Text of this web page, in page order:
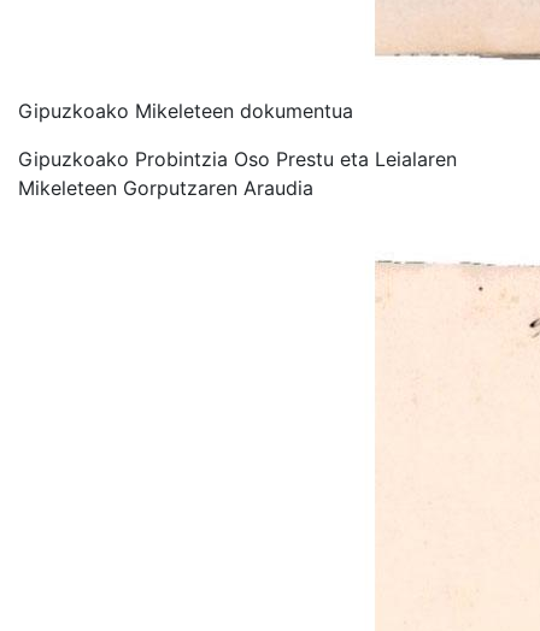
Gipuzkoako Mikeleteen dokumentua
Gipuzkoako Probintzia Oso Prestu eta Leialaren
Mikeleteen Gorputzaren Araudia